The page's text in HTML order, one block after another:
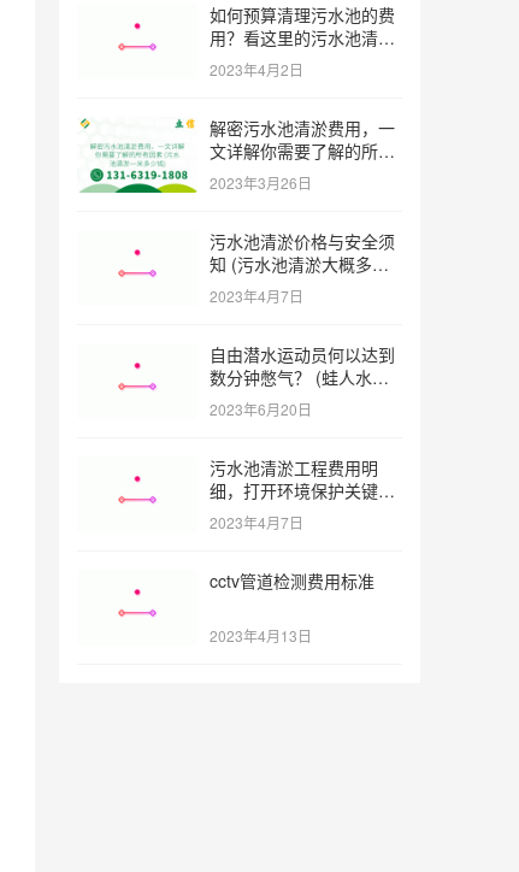
如何预算清理污水池的费
用？看这里的污水池清淤
工程报价表范本！ (污水
池清淤工程报价表范本)
2023年4月2日
解密污水池清淤费用，一
文详解你需要了解的所有
因素 (污水池清淤一米多
少钱)
2023年3月26日
污水池清淤价格与安全须
知 (污水池清淤大概多少
一方)
2023年4月7日
自由潜水运动员何以达到
数分钟憋气？ (蛙人水下
憋气最长多久)
2023年6月20日
污水池清淤工程费用明
细，打开环境保护关键之
门 (污水池清淤工程报价
明细)
2023年4月7日
cctv管道检测费用标准
2023年4月13日